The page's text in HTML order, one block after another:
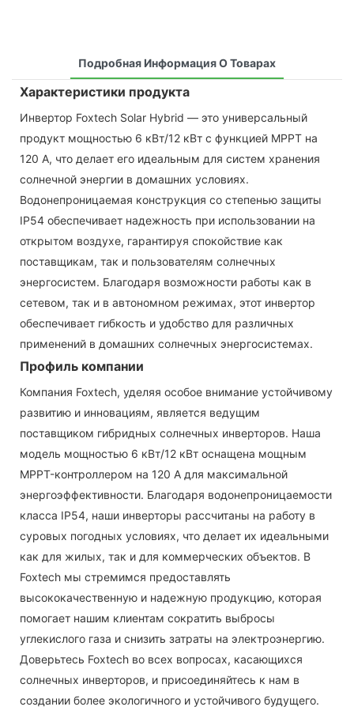
Подробная Информация О Товарах
Характеристики продукта
Инвертор Foxtech Solar Hybrid — это универсальный
продукт мощностью 6 кВт/12 кВт с функцией MPPT на
120 А, что делает его идеальным для систем хранения
солнечной энергии в домашних условиях.
Водонепроницаемая конструкция со степенью защиты
IP54 обеспечивает надежность при использовании на
открытом воздухе, гарантируя спокойствие как
поставщикам, так и пользователям солнечных
энергосистем. Благодаря возможности работы как в
сетевом, так и в автономном режимах, этот инвертор
обеспечивает гибкость и удобство для различных
применений в домашних солнечных энергосистемах.
Профиль компании
Компания Foxtech, уделяя особое внимание устойчивому
развитию и инновациям, является ведущим
поставщиком гибридных солнечных инверторов. Наша
модель мощностью 6 кВт/12 кВт оснащена мощным
MPPT-контроллером на 120 А для максимальной
энергоэффективности. Благодаря водонепроницаемости
класса IP54, наши инверторы рассчитаны на работу в
суровых погодных условиях, что делает их идеальными
как для жилых, так и для коммерческих объектов. В
Foxtech мы стремимся предоставлять
высококачественную и надежную продукцию, которая
помогает нашим клиентам сократить выбросы
углекислого газа и снизить затраты на электроэнергию.
Доверьтесь Foxtech во всех вопросах, касающихся
солнечных инверторов, и присоединяйтесь к нам в
создании более экологичного и устойчивого будущего.